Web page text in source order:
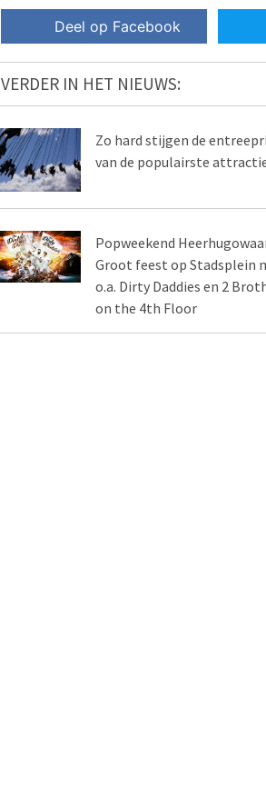
Deel op Facebook
VERDER IN HET NIEUWS:
Zo hard stijgen de
van de populairste
Popweekend
Groot feest op Stadsplein
o.a. Dirty Daddies en 2
on the 4th Floor